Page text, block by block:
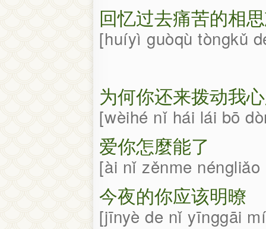
回忆过去痛苦的相
huíyì guòqù tòngkǔ
为何你还来拨动我
wèihé nǐ hái lái bō
爱你怎麼能了
ài nǐ zěnme néngliǎo
今夜的你应该明暸
jīnyè de nǐ yīnggāi